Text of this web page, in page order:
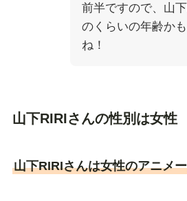
前半ですので、山
のくらいの年齢か
ね！
山下RIRIさんの性別は女性
山下RIRIさんは女性のアニメ